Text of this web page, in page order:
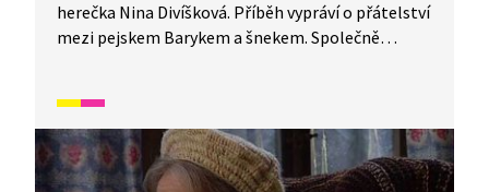
herečka Nina Divíšková. Příběh vypráví o přátelství
mezi pejskem Barykem a šnekem. Společně
domeček na zádech.